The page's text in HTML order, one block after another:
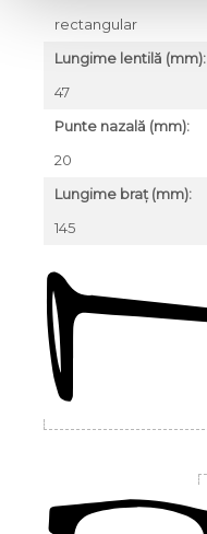
rectangular
Lungime lentilă (mm):
47
Punte nazală (mm):
20
Lungime braț (mm):
145